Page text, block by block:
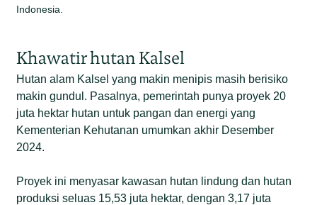
Indonesia.
Khawatir hutan Kalsel
Hutan alam Kalsel yang makin menipis masih berisiko
makin gundul. Pasalnya, pemerintah punya proyek 20
juta hektar hutan untuk pangan dan energi yang
Kementerian Kehutanan umumkan akhir Desember
2024.
Proyek ini menyasar kawasan hutan lindung dan hutan
produksi seluas 15,53 juta hektar, dengan 3,17 juta